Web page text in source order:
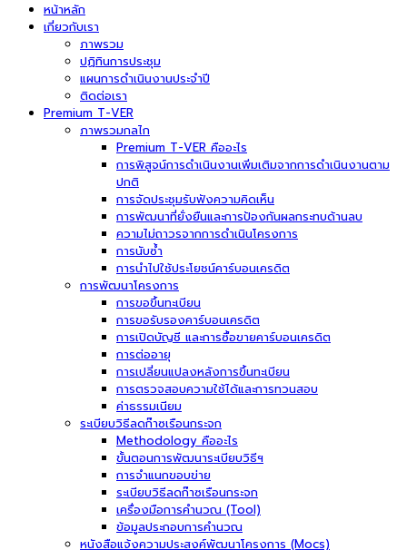
หน้าหลัก
เกี่ยวกับเรา
ภาพรวม
ปฏิทินการประชุม
แผนการดำเนินงานประจำปี
ติดต่อเรา
Premium T-VER
ภาพรวมกลไก
Premium T-VER คืออะไร
การพิสูจน์การดำเนินงานเพิ่มเติมจากการดำเนินงานตาม
ปกติ
การจัดประชุมรับฟังความคิดเห็น
การพัฒนาที่ยั่งยืนและการป้องกันผลกระทบด้านลบ
ความไม่ถาวรจากการดำเนินโครงการ
การนับซ้ำ
การนำไปใช้ประโยชน์คาร์บอนเครดิต
การพัฒนาโครงการ
การขอขึ้นทะเบียน
การขอรับรองคาร์บอนเครดิต
การเปิดบัญชี และการซื้อขายคาร์บอนเครดิต
การต่ออายุ
การเปลี่ยนแปลงหลังการขึ้นทะเบียน
การตรวจสอบความใช้ได้และการทวนสอบ
ค่าธรรมเนียม
ระเบียบวิธีลดก๊าซเรือนกระจก
Methodology คืออะไร
ขั้นตอนการพัฒนาระเบียบวิธีฯ
การจำแนกขอบข่าย
ระเบียบวิธีลดก๊าซเรือนกระจก
เครื่องมือการคำนวณ (Tool)
ข้อมูลประกอบการคำนวณ
หนังสือแจ้งความประสงค์พัฒนาโครงการ (Mocs)